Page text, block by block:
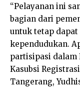
“Pelayanan ini
bagian dari
untuk tetap
kependudukan.
partisipasi dalam
Kasubsi
Tangerang,